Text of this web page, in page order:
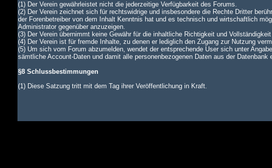
(1) Der Verein gewährleistet nicht die jederzeitige Verfügbarkeit des Forums.
(2) Der Verein zeichnet sich für rechtswidrige und insbesondere die Rechte Dritter
der Forenbetreiber von dem Inhalt Kenntnis hat und es technisch und wirtschaftlich
Administrator gegenüber anzuzeigen.
(3) Der Verein übernimmt keine Gewähr für die inhaltliche Richtigkeit und
(4) Der Verein ist für fremde Inhalte, zu denen er lediglich den Zugang zur Nutzung
(5) Um sich vom Forum abzumelden, wendet der entsprechende User sich unter
sämtliche Account-Daten und damit alle personenbezogenen Daten aus der
§8 Schlussbestimmungen
(1) Diese Satzung tritt mit dem Tag ihrer Veröffentlichung in Kraft.